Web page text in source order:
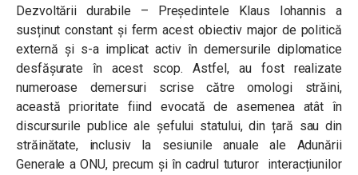
Dezvoltării durabile – Președintele Klaus Iohannis a
susținut constant și ferm acest obiectiv major de politică
externă și s-a implicat activ în demersurile diplomatice
desfășurate în acest scop. Astfel, au fost realizate
numeroase demersuri scrise către omologi străini,
această prioritate fiind evocată de asemenea atât în
discursurile publice ale șefului statului, din țară sau din
străinătate, inclusiv la sesiunile anuale ale Adunării
Generale a ONU, precum și în cadrul tuturor interacțiunilor